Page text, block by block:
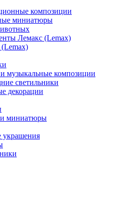
композиции
миниатюры
Лемакс (Lemax)
музыкальные композиции
светильники
декорации
миниатюры
украшения